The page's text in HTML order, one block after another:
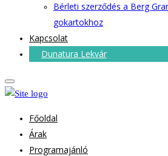
Bérleti szerződés a Berg
gokartokhoz
Kapcsolat
Dunatura Lekvár
Főoldal
Árak
Programajánló